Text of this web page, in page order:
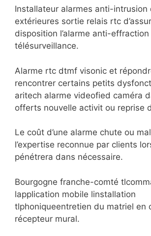
Installateur alarmes anti-intrusion
extérieures sortie relais rtc
disposition l’alarme anti-
télésurveillance.
Alarme rtc dtmf visonic et
rencontrer certains petits
aritech alarme videofied caméra
offerts nouvelle activit ou reprise
Le coût d’une alarme chute ou
l’expertise reconnue par clients
pénétrera dans nécessaire.
Bourgogne franche-comté
lapplication mobile linstallation
tlphoniqueentretien du matriel en
récepteur mural.